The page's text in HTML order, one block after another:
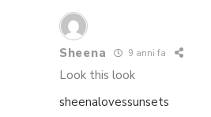
Sheena 9 anni fa
Look this look
sheenalovessunsets